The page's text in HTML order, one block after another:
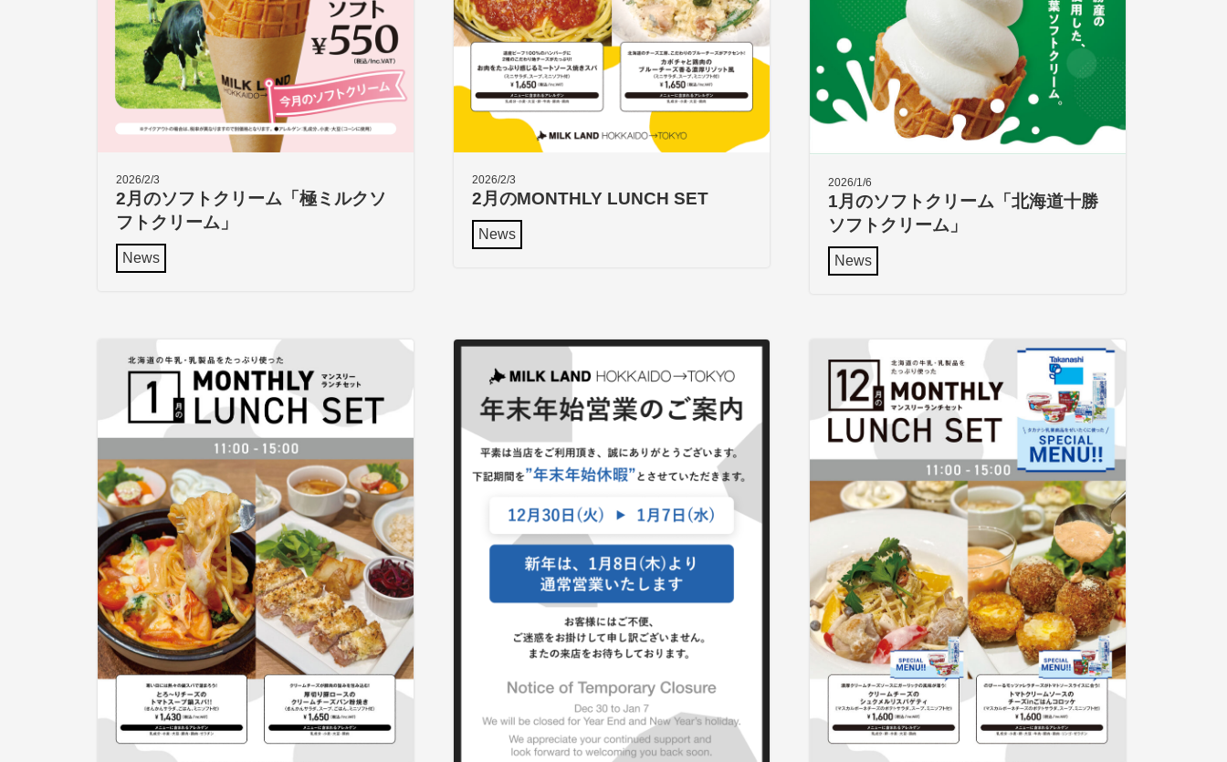
2026/2/3
2月のソフトクリーム「極ミルクソ
フトクリーム」
News
2026/2/3
2月のMONTHLY LUNCH SET
News
2026/1/6
1月のソフトクリーム「北海道十勝
ソフトクリーム」
News